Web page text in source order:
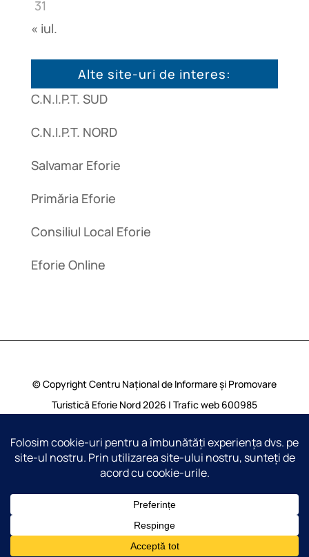
31
« iul.
Alte site-uri de interes:
C.N.I.P.T. SUD
C.N.I.P.T. NORD
Salvamar Eforie
Primăria Eforie
Consiliul Local Eforie
Eforie Online
© Copyright Centru Național de Informare și Promovare
Turistică Eforie Nord 2026 | Trafic web 600985